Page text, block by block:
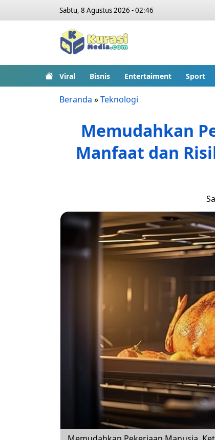
Sabtu, 8 Agustus 2026 - 02:46
Viral Bisnis Entertaiment Sport
Beranda »Teknologi
Memudahkan
Manfaat dan